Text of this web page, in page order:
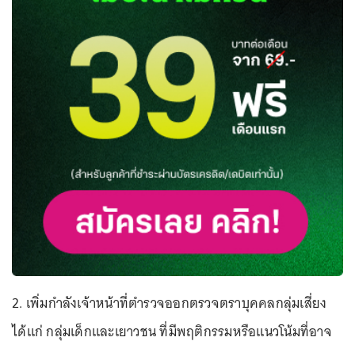
2. เพิ่มกำลังเจ้าหน้าที่ตำรวจออกตรวจตราบุคคลกลุ่มเสี่ยง
ได้แก่ กลุ่มเด็กและเยาวชน ที่มีพฤติกรรมหรือแนวโน้มที่อาจ